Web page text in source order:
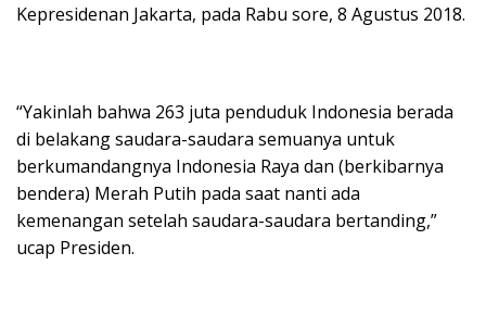
Kepresidenan Jakarta, pada Rabu sore, 8 Agustus 2018.
“Yakinlah bahwa 263 juta penduduk Indonesia berada
di belakang saudara-saudara semuanya untuk
berkumandangnya Indonesia Raya dan (berkibarnya
bendera) Merah Putih pada saat nanti ada
kemenangan setelah saudara-saudara bertanding,”
ucap Presiden.